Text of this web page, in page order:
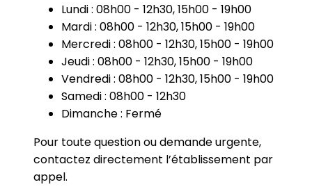
Lundi : 08h00 - 12h30, 15h00 - 19h00
Mardi : 08h00 - 12h30, 15h00 - 19h00
Mercredi : 08h00 - 12h30, 15h00 - 19h00
Jeudi : 08h00 - 12h30, 15h00 - 19h00
Vendredi : 08h00 - 12h30, 15h00 - 19h00
Samedi : 08h00 - 12h30
Dimanche : Fermé
Pour toute question ou demande urgente,
contactez directement l’établissement par
appel.